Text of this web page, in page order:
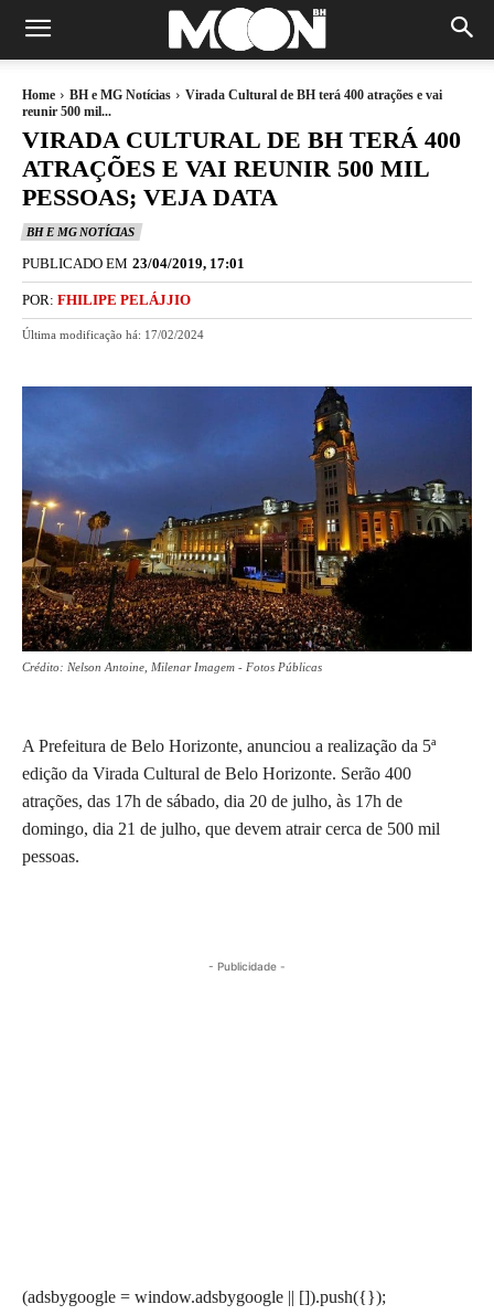
Home BH e MG Notícias
Virada Cultural de BH terá 400 atrações e vai
reunir 500 mil...
VIRADA CULTURAL DE BH TERÁ 400
ATRAÇÕES E VAI REUNIR 500 MIL
PESSOAS; VEJA DATA
BH E MG NOTÍCIAS
PUBLICADO EM 23/04/2019, 17:01
POR: FHILIPE PELÁJJIO
Última modificação há: 17/02/2024
Crédito: Nelson Antoine, Milenar Imagem - Fotos Públicas
A Prefeitura de Belo Horizonte, anunciou a realização da 5ª
edição da Virada Cultural de Belo Horizonte. Serão 400
atrações, das 17h de sábado, dia 20 de julho, às 17h de
domingo, dia 21 de julho, que devem atrair cerca de 500 mil
pessoas.
- Publicidade -
(adsbygoogle = window.adsbygoogle || []).push({});